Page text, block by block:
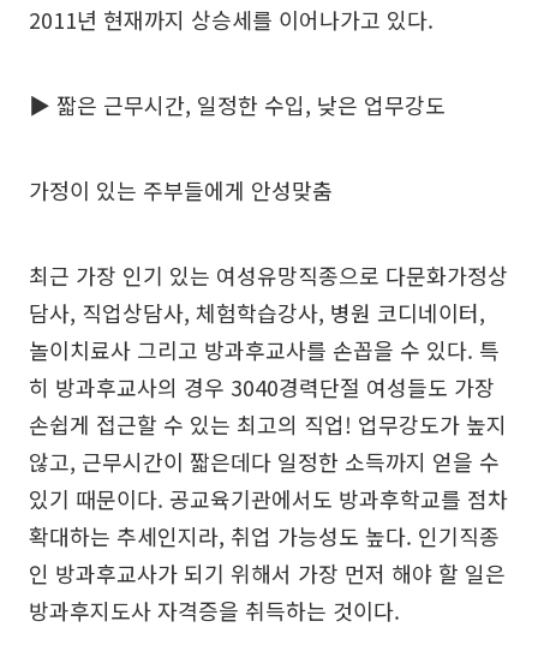
2011년 현재까지 상승세를 이어나가고 있다.
▶ 짧은 근무시간, 일정한 수입, 낮은 업무강도
가정이 있는 주부들에게 안성맞춤
최근 가장 인기 있는 여성유망직종으로 다문화가정상
담사, 직업상담사, 체험학습강사, 병원 코디네이터,
놀이치료사 그리고 방과후교사를 손꼽을 수 있다. 특
히 방과후교사의 경우 3040경력단절 여성들도 가장
손쉽게 접근할 수 있는 최고의 직업! 업무강도가 높지
않고, 근무시간이 짧은데다 일정한 소득까지 얻을 수
있기 때문이다. 공교육기관에서도 방과후학교를 점차
확대하는 추세인지라, 취업 가능성도 높다. 인기직종
인 방과후교사가 되기 위해서 가장 먼저 해야 할 일은
방과후지도사 자격증을 취득하는 것이다.